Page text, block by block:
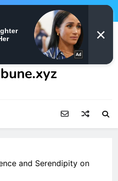
and Serendipity on